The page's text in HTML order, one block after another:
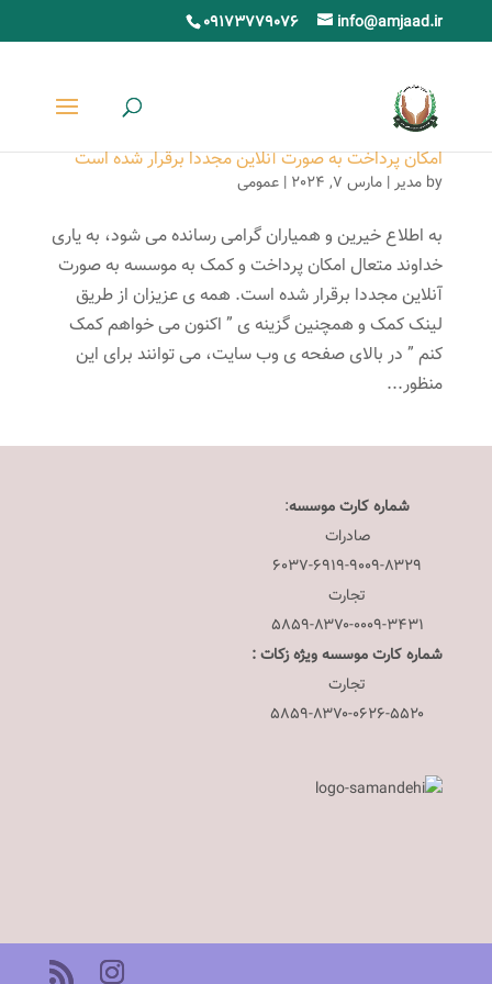
09173779076 info@amjaad.ir
امکان پرداخت به صورت آنلاین مجددا برقرار شده است
by مدیر| مارس 7, 2024 | عمومی
به اطلاع خیرین و همیاران گرامی رسانده می شود، به یاری
خداوند متعال امکان پرداخت و کمک به موسسه به صورت
آنلاین مجددا برقرار شده است. همه ی عزیزان از طریق
لینک کمک و همچنین گزینه ی ” اکنون می خواهم کمک
کنم ” در بالای صفحه ی وب سایت، می توانند برای این
منظور...
شماره کارت موسسه:
صادرات
۶۰۳۷-۶۹۱۹-۹۰۰۹-۸۳۲۹
تجارت
۵۸۵۹-۸۳۷۰-۰۰۰۹-۳۴۳۱
شماره کارت موسسه ویژه زکات :
تجارت
۵۸۵۹-۸۳۷۰-۰۶۲۶-۵۵۲۰